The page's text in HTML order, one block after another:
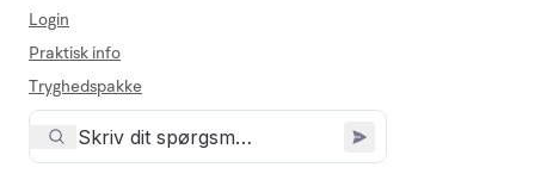
Login
Praktisk info
Tryghedspakke